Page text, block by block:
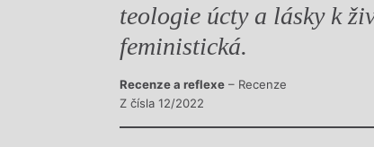
teologie úcty a lásky k
feministická.
Recenze a reflexe – Recenze
Z čísla 12/2022